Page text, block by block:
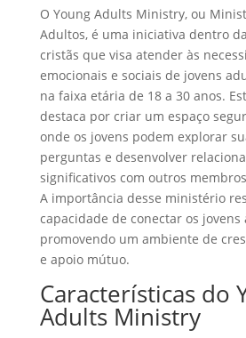
O Young Adults Ministry, ou
Adultos, é uma iniciativa dentro
cristãs que visa atender às
emocionais e sociais de jovens
na faixa etária de 18 a 30 anos.
destaca por criar um espaço
onde os jovens podem explorar
perguntas e desenvolver
significativos com outros
A importância desse ministério
capacidade de conectar os jovens
promovendo um ambiente de
e apoio mútuo.
Características do
Adults Ministry